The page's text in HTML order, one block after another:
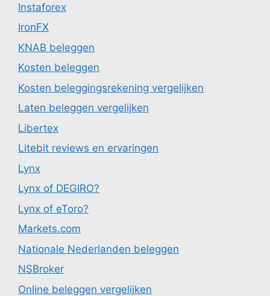
Instaforex
IronFX
KNAB beleggen
Kosten beleggen
Kosten beleggingsrekening vergelijken
Laten beleggen vergelijken
Libertex
Litebit reviews en ervaringen
Lynx
Lynx of DEGIRO?
Lynx of eToro?
Markets.com
Nationale Nederlanden beleggen
NSBroker
Online beleggen vergelijken